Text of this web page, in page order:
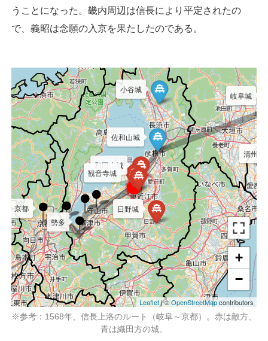
うことになった。畿内周辺は信長により平定されたの
で、義昭は念願の入京を果たしたのである。
清州城
岐阜城
小谷城
佐和山城
和田山城
観音寺城
日野城
勢多
京都
+
−
Leaflet| ©OpenStreetMapcontributors
※参考：1568年、信長上洛のルート（岐阜～京都）。赤は敵方、
青は織田方の城。